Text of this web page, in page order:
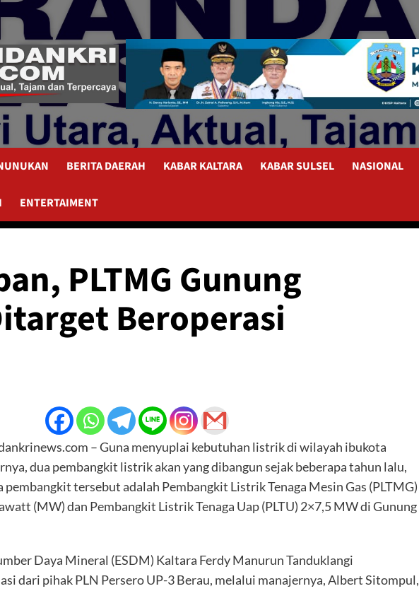
BERITA DAERAH KABAR KALTARA KABAR SULSEL NASIONAL
ENTERTAIMENT
PLTMG Gunung
Beroperasi
– Guna menyuplai kebutuhan listrik di wilayah ibukota
dua pembangkit listrik akan yang dibangun sejak beberapa tahun lalu,
pembangkit tersebut adalah Pembangkit Listrik Tenaga Mesin Gas (PLTMG)
(MW) dan Pembangkit Listrik Tenaga Uap (PLTU) 2×7,5 MW di Gunung
Daya Mineral (ESDM) Kaltara Ferdy Manurun Tanduklangi
dari pihak PLN Persero UP-3 Berau, melalui manajernya, Albert Sitompul,